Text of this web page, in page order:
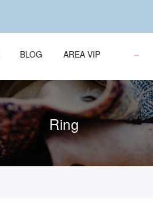
BLOG AREA VIP
Ring